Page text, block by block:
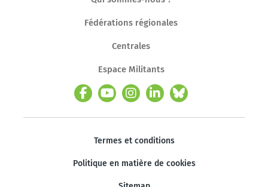
Fédérations régionales
Centrales
Espace Militants
Termes et conditions
Politique en matière de cookies